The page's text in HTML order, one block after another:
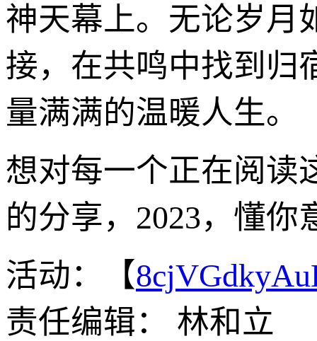
神天幕上。无论岁月
接，在共鸣中找到归
量满满的温暖人生。
想对每一个正在阅读
的分享，2023，懂你
活动：【
责任编辑： 林和立